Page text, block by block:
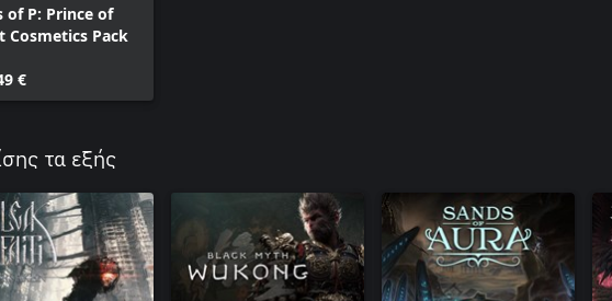
of P: Prince of
Cosmetics Pack
€
τα εξής